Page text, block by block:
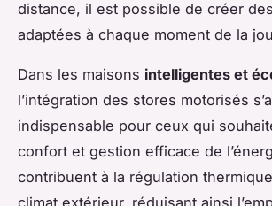
distance, il est possible de créer
adaptées à chaque moment de la
Dans les maisons intelligentes et
l’intégration des stores motorisés
indispensable pour ceux qui
confort et gestion efficace de
contribuent à la régulation
climat extérieur, réduisant ainsi